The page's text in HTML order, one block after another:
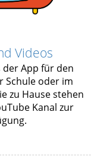
Videos
der App für den
Schule oder im
zu Hause stehen
Kanal zur